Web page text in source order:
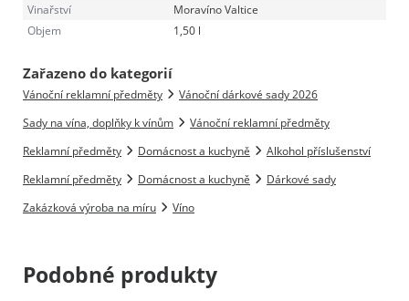
Vinařství
Moravíno Valtice
Objem
1,50 l
Zařazeno do kategorií
Vánoční reklamní předměty
Vánoční dárkové sady 2026
Sady na vína, doplňky k vínům
Vánoční reklamní předměty
Reklamní předměty
Domácnost a kuchyně
Alkohol příslušenství
Reklamní předměty
Domácnost a kuchyně
Dárkové sady
Zakázková výroba na míru
Víno
Podobné produkty